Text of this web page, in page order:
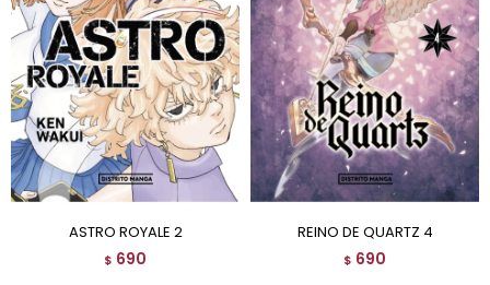
ASTRO ROYALE 2
$ 690
REINO DE QUARTZ 4
$ 690